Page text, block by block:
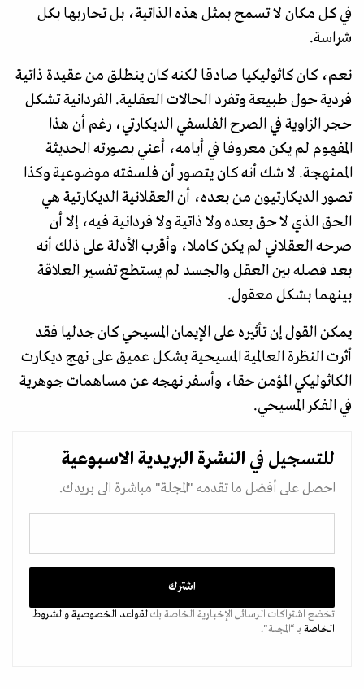
في كل مكان لا تسمح بمثل هذه الذاتية، بل تحاربها بكل
شراسة.
نعم، كان كاثوليكيا صادقا لكنه كان ينطلق من عقيدة ذاتية
فردية حول طبيعة وتفرد الحالات العقلية. الفردانية تشكل
حجر الزاوية في الصرح الفلسفي الديكارتي، رغم أن هذا
المفهوم لم يكن معروفا في أيامه، أعني بصورته الحديثة
الممنهجة. لا شك أنه كان يتصور أن فلسفته موضوعية وكذا
تصور الديكارتيون من بعده، أن العقلانية الديكارتية هي
الحق الذي لا حق بعده ولا ذاتية ولا فردانية فيه، إلا أن
صرحه العقلاني لم يكن كاملا، وأقرب الأدلة على ذلك أنه
بعد فصله بين العقل والجسد لم يستطع تفسير العلاقة
بينهما بشكل معقول.
يمكن القول إن تأثيره على الإيمان المسيحي كان جدليا فقد
أثرت النظرة العالمية المسيحية بشكل عميق على نهج ديكارت
الكاثوليكي المؤمن حقا، وأسفر نهجه عن مساهمات جوهرية
في الفكر المسيحي.
للتسجيل في النشرة البريدية الاسبوعية
احصل على أفضل ما تقدمه "المجلة" مباشرة الى بريدك.
تخضع اشتراكات الرسائل الإخبارية الخاصة بكلقواعد الخصوصيةوالشروط
الخاصة بـ “المجلة".